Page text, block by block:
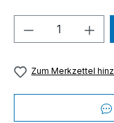
Produkt
Zum Merkzettel